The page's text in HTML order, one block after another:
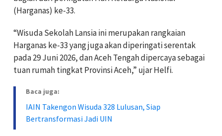
(Harganas) ke-33.
“Wisuda Sekolah Lansia ini merupakan rangkaian
Harganas ke-33 yang juga akan diperingati serentak
pada 29 Juni 2026, dan Aceh Tengah dipercaya sebagai
tuan rumah tingkat Provinsi Aceh,” ujar Helfi.
Baca juga:
IAIN Takengon Wisuda 328 Lulusan, Siap
Bertransformasi Jadi UIN